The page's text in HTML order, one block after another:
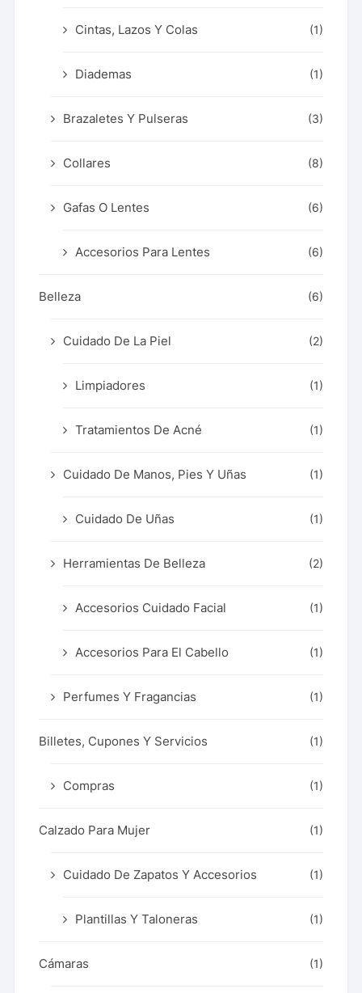
Cintas, Lazos Y Colas (1)
Diademas (1)
Brazaletes Y Pulseras (3)
Collares (8)
Gafas O Lentes (6)
Accesorios Para Lentes (6)
Belleza (6)
Cuidado De La Piel (2)
Limpiadores (1)
Tratamientos De Acné (1)
Cuidado De Manos, Pies Y Uñas (1)
Cuidado De Uñas (1)
Herramientas De Belleza (2)
Accesorios Cuidado Facial (1)
Accesorios Para El Cabello (1)
Perfumes Y Fragancias (1)
Billetes, Cupones Y Servicios (1)
Compras (1)
Calzado Para Mujer (1)
Cuidado De Zapatos Y Accesorios (1)
Plantillas Y Taloneras (1)
Cámaras (1)